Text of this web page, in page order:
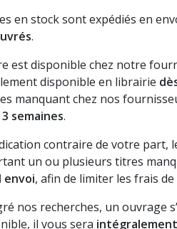
en stock sont expédiés en
.
est disponible chez notre
disponible en librairie
manquant chez nos
3 semaines.
contraire de votre part,
un ou plusieurs titres
envoi, afin de limiter les frais
nos recherches, un ouvrage
il vous sera